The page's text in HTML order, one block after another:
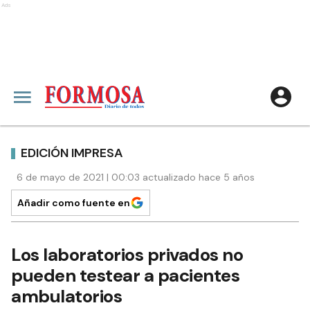
Ads
EDICIÓN IMPRESA
6 de mayo de 2021 | 00:03 actualizado hace 5 años
Añadir como fuente en
Los laboratorios privados no
pueden testear a pacientes
ambulatorios